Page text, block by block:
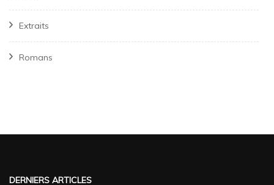
Extraits
Romans
DERNIERS ARTICLES